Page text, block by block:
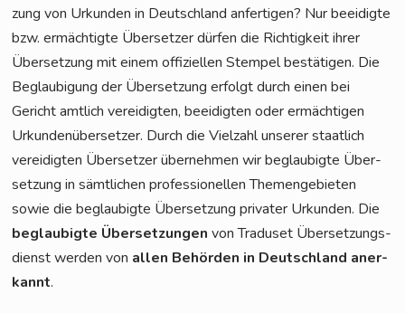
zung von Urkun­den in Deutsch­land anfer­ti­gen? Nur beei­dig­te
bzw. ermäch­tig­te Über­set­zer dür­fen die Rich­tig­keit ihrer
Über­set­zung mit einem offi­zi­el­len Stem­pel bestä­ti­gen. Die
Beglau­bi­gung der Über­set­zung erfolgt durch einen bei
Gericht amt­lich ver­ei­dig­ten, beei­dig­ten oder ermäch­ti­gen
Urkun­den­über­set­zer. Durch die Viel­zahl unse­rer staat­lich
ver­ei­dig­ten Über­set­zer über­neh­men wir beglau­big­te Über­
set­zung in sämt­li­chen pro­fes­sio­nel­len The­men­ge­bie­ten
sowie die beglau­big­te Über­set­zung pri­va­ter Urkun­den. Die
beglau­big­te Über­set­zun­gen von Tra­du­set Über­set­zungs­
dienst wer­den von allen Behör­den in Deutsch­land aner­
kannt.